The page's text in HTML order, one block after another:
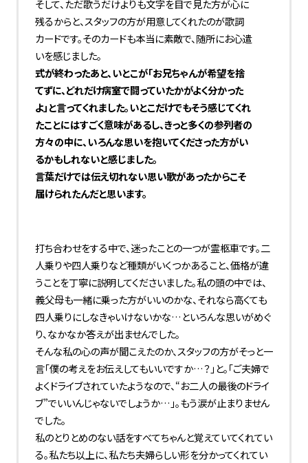
そして、ただ歌うだけよりも文字を目で見た方が心に
残るからと、スタッフの方が用意してくれたのが歌詞
カードです。そのカードも本当に素敵で、随所にお心遣
いを感じました。
式が終わったあと、いとこが「お兄ちゃんが希望を捨
てずに、どれだけ病室で闘っていたかがよく分かった
よ」と言ってくれました。いとこだけでもそう感じてくれ
たことにはすごく意味があるし、きっと多くの参列者の
方々の中に、いろんな思いを抱いてくださった方がい
るかもしれないと感じました。
言葉だけでは伝え切れない思い――歌があったからこそ
届けられたんだと思います。
打ち合わせをする中で、迷ったことの一つが霊柩車です。二
人乗りや四人乗りなど種類がいくつかあること、価格が違
うことを丁寧に説明してくださいました。私の頭の中では、
義父母も一緒に乗った方がいいのかな、それなら高くても
四人乗りにしなきゃいけないかな…といろんな思いがめぐ
り、なかなか答えが出ませんでした。
そんな私の心の声が聞こえたのか、スタッフの方がそっと一
言「僕の考えをお伝えしてもいいですか…？」と。「ご夫婦で
よくドライブされていたようなので、“お二人の最後のドライ
ブ”でいいんじゃないでしょうか…」。もう涙が止まりません
でした。
私のとりとめのない話をすべてちゃんと覚えていてくれてい
る。私たち以上に、私たち夫婦らしい形を分かってくれてい